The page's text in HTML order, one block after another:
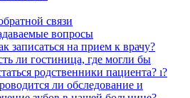
связи
вопросы
записаться на прием к врачу?
ли гостиница, где могли бы
родственники пациента? ı?
ли обследование и